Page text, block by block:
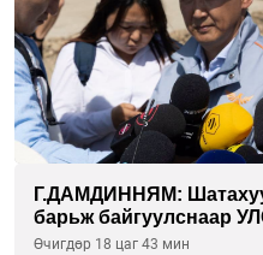
Г.ДАМДИННЯМ:
барьж байгуулснаар
САРААР НӨӨЦЛӨДӨГ
Өчигдөр 18 цаг 43 мин